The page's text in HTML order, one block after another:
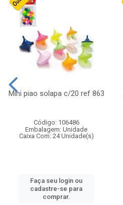
Mini piao solapa c/20 ref 863
Código: 106486
Embalagem: Unidade
Caixa Com: 24 Unidade(s)
Faça seu login ou
cadastre-se para
comprar.